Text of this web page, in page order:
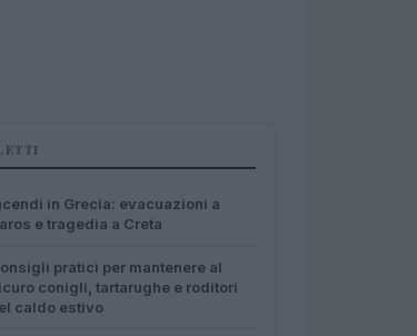
in Grecia: evacuazioni a
e tragedia a Creta
pratici per mantenere al
conigli, tartarughe e roditori
caldo estivo